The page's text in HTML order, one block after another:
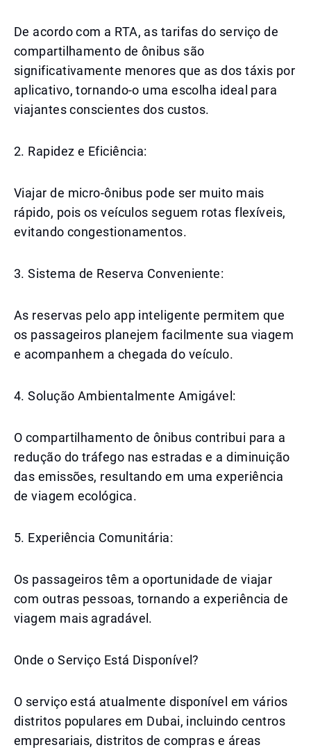
De acordo com a RTA, as tarifas do serviço de
compartilhamento de ônibus são
significativamente menores que as dos táxis por
aplicativo, tornando-o uma escolha ideal para
viajantes conscientes dos custos.
2. Rapidez e Eficiência:
Viajar de micro-ônibus pode ser muito mais
rápido, pois os veículos seguem rotas flexíveis,
evitando congestionamentos.
3. Sistema de Reserva Conveniente:
As reservas pelo app inteligente permitem que
os passageiros planejem facilmente sua viagem
e acompanhem a chegada do veículo.
4. Solução Ambientalmente Amigável:
O compartilhamento de ônibus contribui para a
redução do tráfego nas estradas e a diminuição
das emissões, resultando em uma experiência
de viagem ecológica.
5. Experiência Comunitária:
Os passageiros têm a oportunidade de viajar
com outras pessoas, tornando a experiência de
viagem mais agradável.
Onde o Serviço Está Disponível?
O serviço está atualmente disponível em vários
distritos populares em Dubai, incluindo centros
empresariais, distritos de compras e áreas